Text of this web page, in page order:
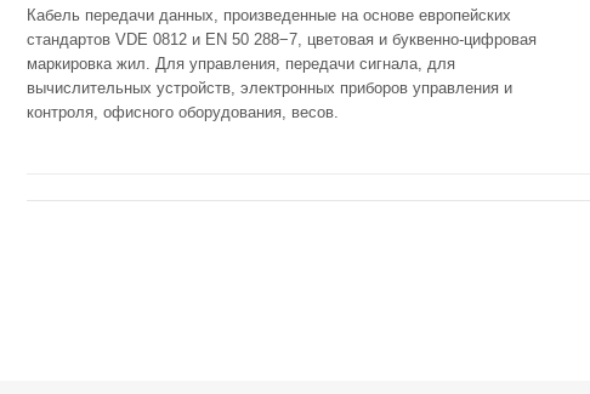
Кабель передачи данных, произведенные на основе европейских
стандартов VDE 0812 и EN 50 288−7, цветовая и буквенно-цифровая
маркировка жил. Для управления, передачи сигнала, для
вычислительных устройств, электронных приборов управления и
контроля, офисного оборудования, весов.